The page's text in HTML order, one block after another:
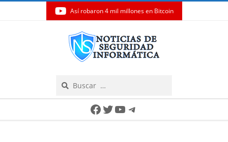
Así robaron 4 mil millones en Bitcoin
Facebook
Twitter
YouTube
Telegram